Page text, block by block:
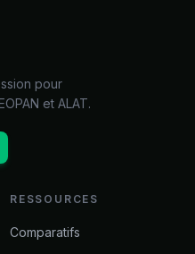
pour
et ALAT.
RESSOURCES
Comparatifs